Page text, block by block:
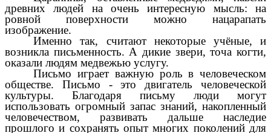
древних людей на очень интересную мысль: на
ровной поверхности можно нацарапать
изображение.
Именно так, считают некоторые учёные, и
возникла письменность. А дикие звери, точа когти,
оказали людям медвежью услугу.
Письмо играет важную роль в человеческом
обществе. Письмо - это двигатель человеческой
культуры. Благодаря письму люди могут
использовать огромный запас знаний, накопленный
человечеством, развивать дальше наследие
прошлого и сохранять опыт многих поколений для